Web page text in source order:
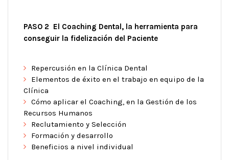
PASO 2 El Coaching Dental, la herramienta para
conseguir la fidelización del Paciente
Repercusión en la Clínica Dental
Elementos de éxito en el trabajo en equipo de la
Clínica
Cómo aplicar el Coaching, en la Gestión de los
Recursos Humanos
Reclutamiento y Selección
Formación y desarrollo
Beneficios a nivel individual